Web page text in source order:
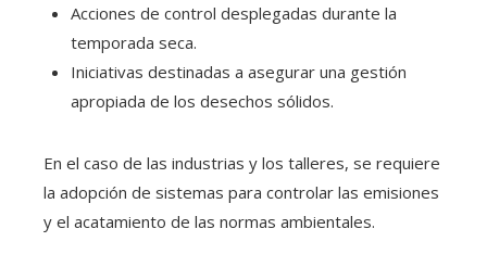
Acciones de control desplegadas durante la
temporada seca.
Iniciativas destinadas a asegurar una gestión
apropiada de los desechos sólidos.
En el caso de las industrias y los talleres, se requiere
la adopción de sistemas para controlar las emisiones
y el acatamiento de las normas ambientales.